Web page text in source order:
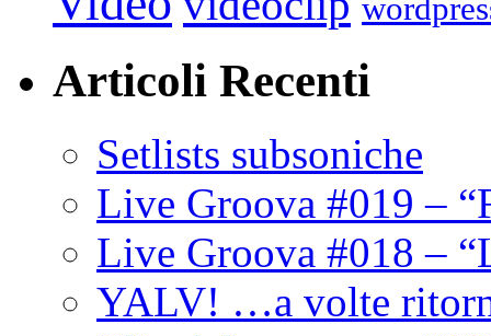
Articoli Recenti
Setlists subsoniche
Live Groova #019 –
Live Groova #018 –
YALV! …a volte